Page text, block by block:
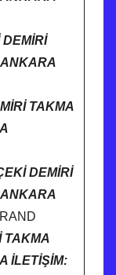
TAKMA
DEMİRİ
TAKMA
İLETİŞİM: